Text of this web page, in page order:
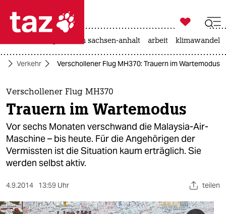
 taz zahl ich
taz zahl ich
themen
politik
öko
gesellschaft
kultur
sport

taz zahl ich
landtagswahl in sachsen-anhalt arbeit klimawandel
Verkehr Verschollener Flug MH370: Trauern im Wartemodus
Verschollener Flug MH370
Trauern im Wartemodus
Vor sechs Monaten verschwand die Malaysia-Air-
Maschine – bis heute. Für die Angehörigen der
Vermissten ist die Situation kaum erträglich. Sie
werden selbst aktiv.
4.9.2014 13:59 Uhr teilen